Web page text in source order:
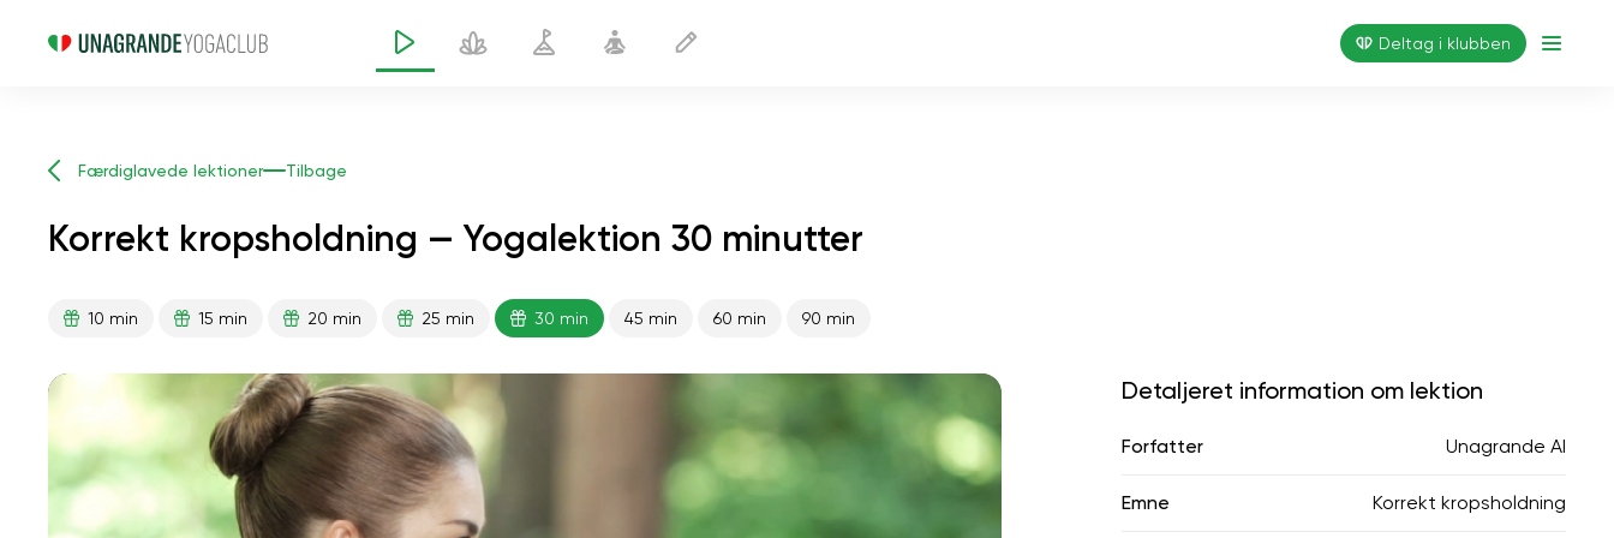
Deltag i klubben
Færdiglavede lektioner Tilbage
Korrekt kropsholdning — Yogalektion 30 minutter
10 min 15 min 20 min 25 min 30 min 45 min 60 min 90 min
Detaljeret information om lektion
Forfatter Unagrande AI
Emne Korrekt kropsholdning